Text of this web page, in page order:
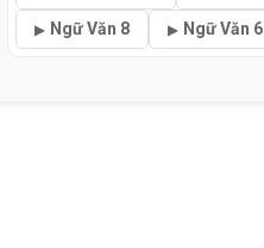
Ngữ Văn 8 Ngữ Văn 6